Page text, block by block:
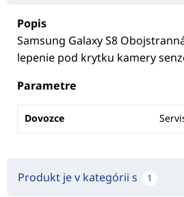
Popis
Samsung Galaxy S8
lepenie pod krytku kamery
Parametre
Dovozce
Produkt je v kategórii s 1